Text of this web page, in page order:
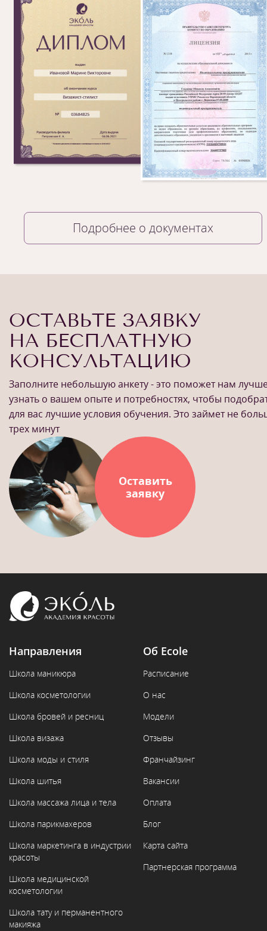
1/6
Подробнее о документах
ОСТАВЬТЕ ЗАЯВКУ
НА БЕСПЛАТНУЮ
КОНСУЛЬТАЦИЮ
Заполните небольшую анкету - это поможет нам
узнать о вашем опыте и потребностях, чтобы
для вас лучшие условия обучения. Это займет не
трех минут
Оставить
заявку
Направления
Школа маникюра
Школа косметологии
Школа бровей и ресниц
Школа визажа
Школа моды и стиля
Школа шитья
Школа массажа лица и тела
Школа парикмахеров
Школа маркетинга в индустрии
красоты
Школа медицинской
косметологии
Школа тату и перманентного
макияжа
Об Ecole
Расписание
О нас
Модели
Отзывы
Франчайзинг
Вакансии
Оплата
Блог
Карта сайта
Партнерская программа